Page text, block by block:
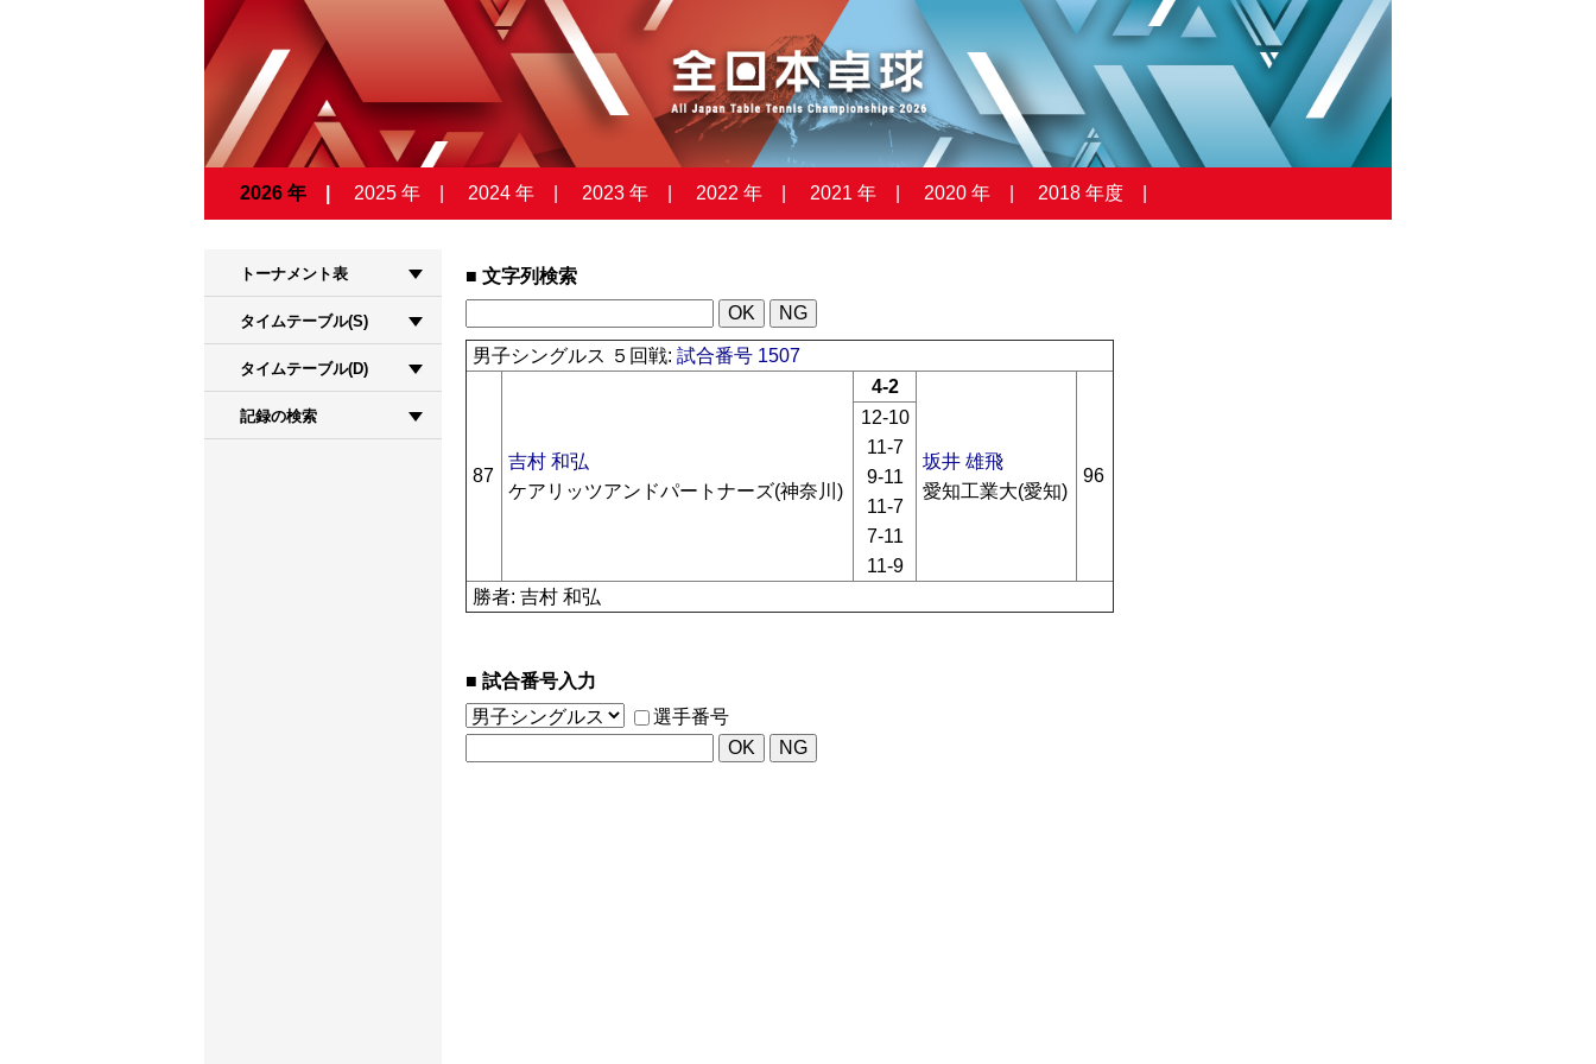
2026 年 2025 年 2024 年 2023 年 2022 年 2021 年 2020 年 2018 年度
トーナメント表
タイムテーブル(S)
タイムテーブル(D)
記録の検索
文字列検索
男子シングルス ５回戦:試合番号 1507
87
吉村 和弘
ケアリッツアンドパートナーズ(神奈川)
4-2
坂井 雄飛
愛知工業大(愛知)
96
12-10
11-7
9-11
11-7
7-11
11-9
勝者: 吉村 和弘
試合番号入力
選手番号